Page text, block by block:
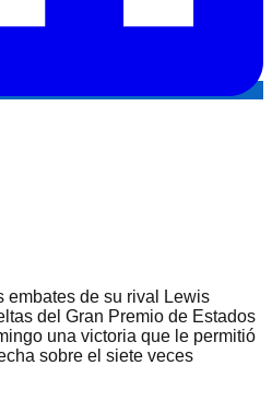
embates de su rival Lewis
del Gran Premio de Estados
una victoria que le permitió
sobre el siete veces